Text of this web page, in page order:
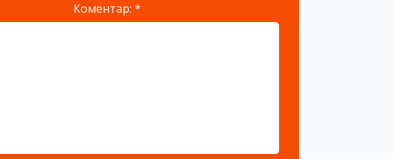
Коментар: *